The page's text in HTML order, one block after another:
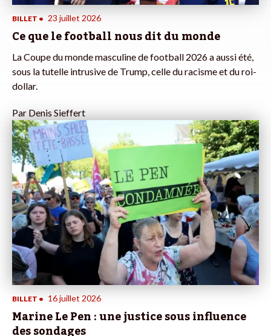
BILLET • 23 juillet 2026
Ce que le football nous dit du monde
La Coupe du monde masculine de football 2026 a aussi été,
sous la tutelle intrusive de Trump, celle du racisme et du roi-
dollar.
Par Denis Sieffert
BILLET • 16 juillet 2026
Marine Le Pen : une justice sous influence
des sondages